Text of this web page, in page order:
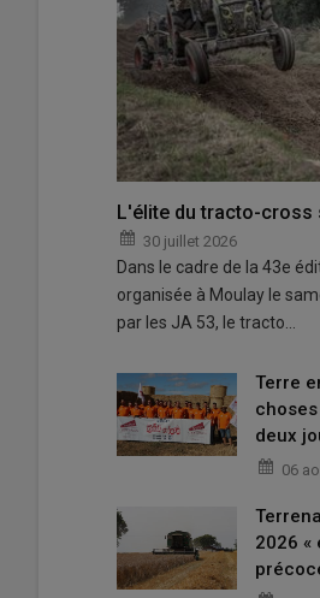
L'élite du tracto-cross
30 juillet 2026
Dans le cadre de la 43e
organisée à Moulay le
par les JA 53, le tracto…
Terre
deux
06
2026 «